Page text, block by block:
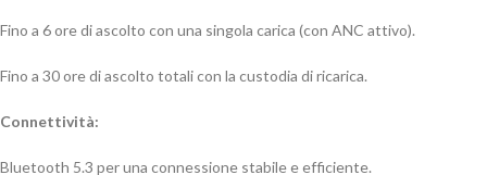
Fino a 6 ore di ascolto con una singola carica (con ANC attivo).
Fino a 30 ore di ascolto totali con la custodia di ricarica.
Connettività:
Bluetooth 5.3 per una connessione stabile e efficiente.